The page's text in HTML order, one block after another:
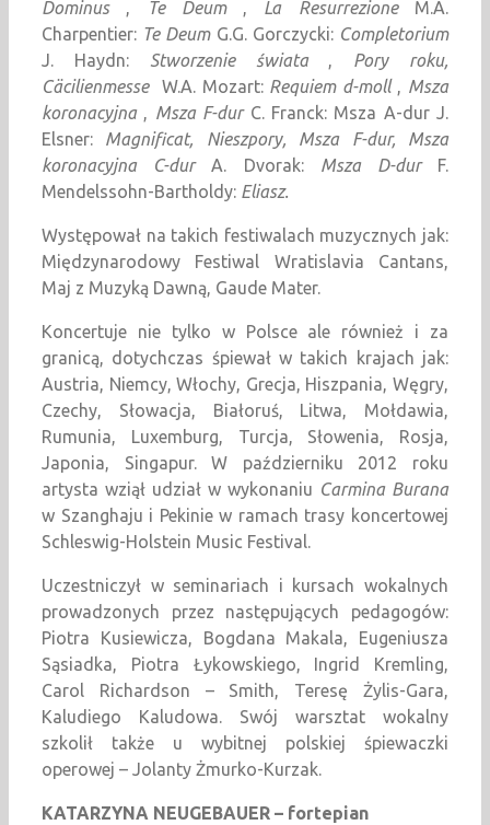
Dominus , Te Deum , La Resurrezione M.A.
Charpentier: Te Deum G.G. Gorczycki: Completorium
J. Haydn: Stworzenie świata , Pory roku,
Cäcilienmesse
W.A. Mozart: Requiem d-moll , Msza
koronacyjna , Msza F-dur C. Franck: Msza A-dur J.
Elsner: Magnificat, Nieszpory, Msza F-dur, Msza
koronacyjna C-durA. Dvorak: Msza D-dur F.
Mendelssohn-Bartholdy: Eliasz.
Występował na takich festiwalach muzycznych jak:
Międzynarodowy Festiwal Wratislavia Cantans,
Maj z Muzyką Dawną, Gaude Mater.
Koncertuje nie tylko w Polsce ale również i za
granicą, dotychczas śpiewał w takich krajach jak:
Austria, Niemcy, Włochy, Grecja, Hiszpania, Węgry,
Czechy, Słowacja, Białoruś, Litwa, Mołdawia,
Rumunia, Luxemburg, Turcja, Słowenia, Rosja,
Japonia, Singapur. W październiku 2012 roku
artysta wziął udział w wykonaniu Carmina Burana
w Szanghaju i Pekinie w ramach trasy koncertowej
Schleswig-Holstein Music Festival.
Uczestniczył w seminariach i kursach wokalnych
prowadzonych przez następujących pedagogów:
Piotra Kusiewicza, Bogdana Makala, Eugeniusza
Sąsiadka, Piotra Łykowskiego, Ingrid Kremling,
Carol Richardson – Smith, Teresę Żylis-Gara,
Kaludiego Kaludowa. Swój warsztat wokalny
szkolił także u wybitnej polskiej śpiewaczki
operowej – Jolanty Żmurko-Kurzak.
KATARZYNA NEUGEBAUER – fortepian